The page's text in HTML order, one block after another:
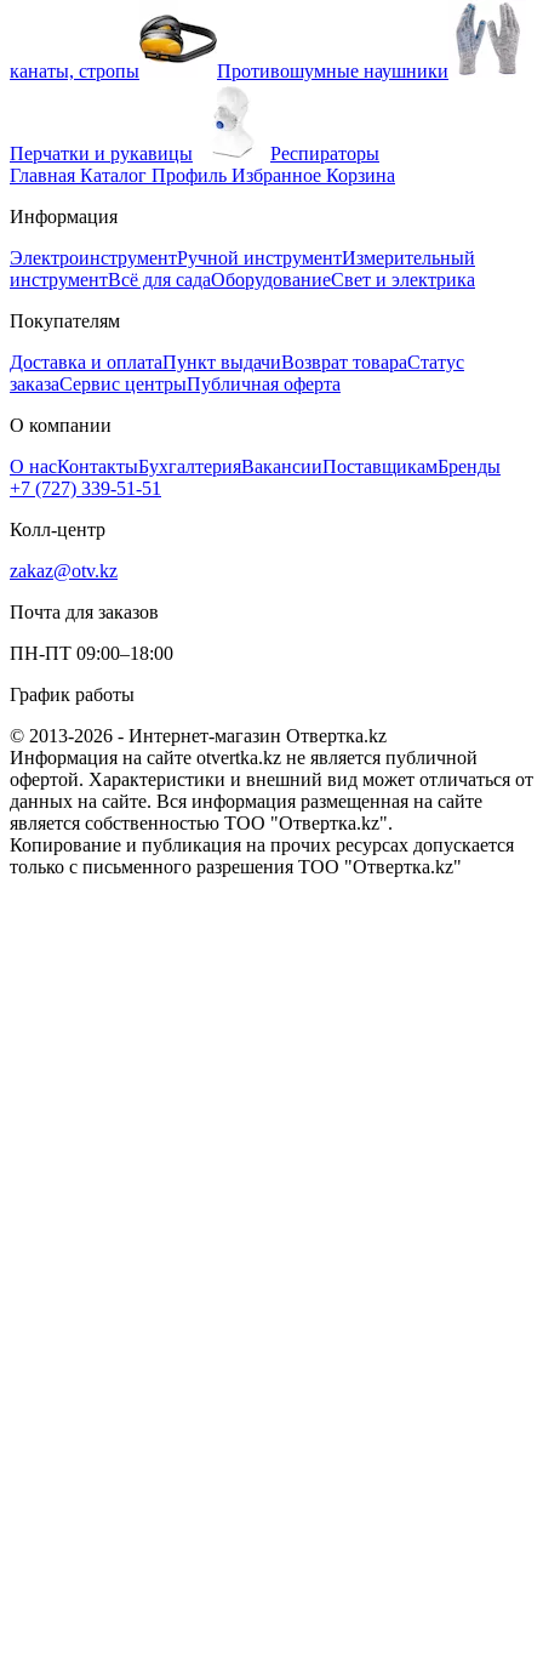
канаты, стропы Противошумные наушники
Перчатки и рукавицы
Респираторы
Главная Каталог Профиль Избранное Корзина
Информация
ЭлектроинструментРучной инструментИзмерительный
инструментВсё для садаОборудованиеСвет и электрика
Покупателям
Доставка и оплатаПункт выдачиВозврат товараСтатус
заказаСервис центрыПубличная оферта
О компании
О насКонтактыБухгалтерияВакансииПоставщикамБренды
+7 (727) 339-51-51
Колл-центр
zakaz@otv.kz
Почта для заказов
ПН-ПТ 09:00–18:00
График работы
© 2013-2026 - Интернет-магазин Отвертка.kz
Информация на сайте otvertka.kz не является публичной
офертой. Характеристики и внешний вид может отличаться от
данных на сайте. Вся информация размещенная на сайте
является собственностью ТОО "Отвертка.kz".
Копирование и публикация на прочих ресурсах допускается
только с письменного разрешения ТОО "Отвертка.kz"